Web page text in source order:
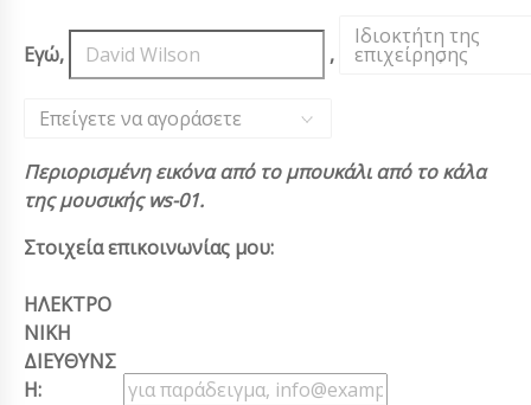
Εγώ, ,
Ιδιοκτήτη της
επιχείρησης
,
Επείγετε να αγοράσετε
Περιορισμένη εικόνα από το μπουκάλι από το κάλα
της μουσικής ws-01.
Στοιχεία επικοινωνίας μου:
ΗΛΕΚΤΡΟ
ΝΙΚΗ
ΔΙΕΥΘΥΝΣ
Η: